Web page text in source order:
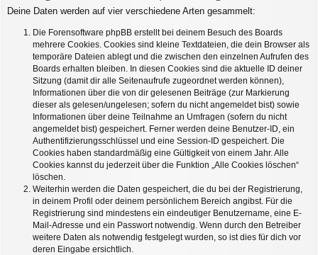
Deine Daten werden auf vier verschiedene Arten gesammelt:
Die Forensoftware phpBB erstellt bei deinem Besuch des Boards
mehrere Cookies. Cookies sind kleine Textdateien, die dein Browser als
temporäre Dateien ablegt und die zwischen den einzelnen Aufrufen des
Boards erhalten bleiben. In diesen Cookies sind die aktuelle ID deiner
Sitzung (damit dir alle Seitenaufrufe zugeordnet werden können),
Informationen über die von dir gelesenen Beiträge (zur Markierung
dieser als gelesen/ungelesen; sofern du nicht angemeldet bist) sowie
Informationen über deine Teilnahme an Umfragen (sofern du nicht
angemeldet bist) gespeichert. Ferner werden deine Benutzer-ID, ein
Authentifizierungsschlüssel und eine Session-ID gespeichert. Die
Cookies haben standardmäßig eine Gültigkeit von einem Jahr. Alle
Cookies kannst du jederzeit über die Funktion „Alle Cookies löschen“
löschen.
Weiterhin werden die Daten gespeichert, die du bei der Registrierung,
in deinem Profil oder deinem persönlichem Bereich angibst. Für die
Registrierung sind mindestens ein eindeutiger Benutzername, eine E-
Mail-Adresse und ein Passwort notwendig. Wenn durch den Betreiber
weitere Daten als notwendig festgelegt wurden, so ist dies für dich vor
deren Eingabe ersichtlich.